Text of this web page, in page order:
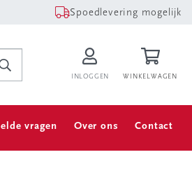
Spoedlevering mogelijk
INLOGGEN WINKELWAGEN
vragen Over ons Contact